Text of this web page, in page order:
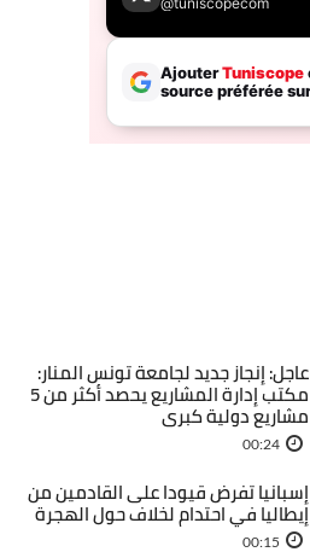
عاجل: إنجاز جديد لجامعة تونس المنار:
مكتب إدارة المشاريع يحصد أكثر من 5
مشاريع دولية كبرى
00:24
إسبانيا تفرض قيودا على القادمين من
إيطاليا في احتدام لخلاف حول الهجرة
00:15